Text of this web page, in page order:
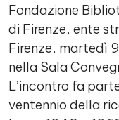
Fondazione
di Firenze, ente
Firenze, martedì
nella Sala
L’incontro fa
ventennio della